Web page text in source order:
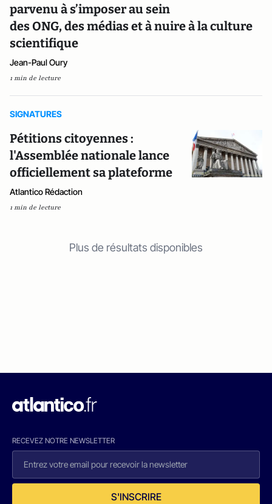
parvenu à s’imposer au sein
des ONG, des médias et à nuire à la culture
scientifique
Jean-Paul Oury
1 min de lecture
SIGNATURES
Pétitions citoyennes :
l'Assemblée nationale lance
officiellement sa plateforme
Atlantico Rédaction
1 min de lecture
Plus de résultats disponibles
RECEVEZ NOTRE NEWSLETTER
S'INSCRIRE